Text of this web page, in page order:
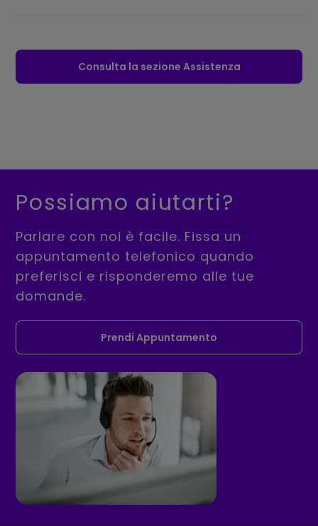
Consulta la sezione Assistenza
Possiamo aiutarti?
Parlare con noi è facile. Fissa un
appuntamento telefonico quando
preferisci e risponderemo alle tue
domande.
Prendi Appuntamento